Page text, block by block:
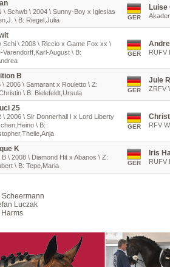
\ Schwb \ 2004 \ Sunny-Boy x Iglesias
\ B: Riegel,Julia
GER
Luise
Schi \ 2008 \ Riccio x Game Fox xx \
Varendorff,Karl-August \ B:
GER RUFV
B
\ 2006 \ Samarant x Rouletto \ Z:
\ B: Bielefeldt,Ursula
GER
Jule
ZRFV
25
\ 2006 \ Sir Donnerhall I x Lord Liberty
\ B:
GER RFV
K
B \ 2008 \ Diamond Hit x Abanos \ Z:
\ B: Tepe,Maria
GER
Iris
RUFV
Scheermann
Luczak
Harms